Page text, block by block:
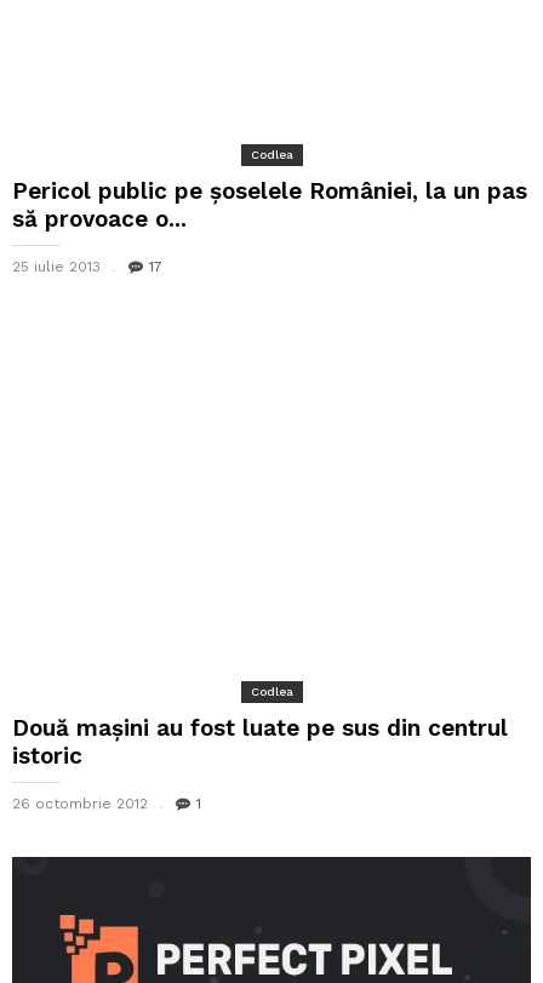
Codlea
Pericol public pe şoselele României, la un pas
să provoace o...
25 iulie 2013 17
Codlea
Două mașini au fost luate pe sus din centrul
istoric
26 octombrie 2012 1